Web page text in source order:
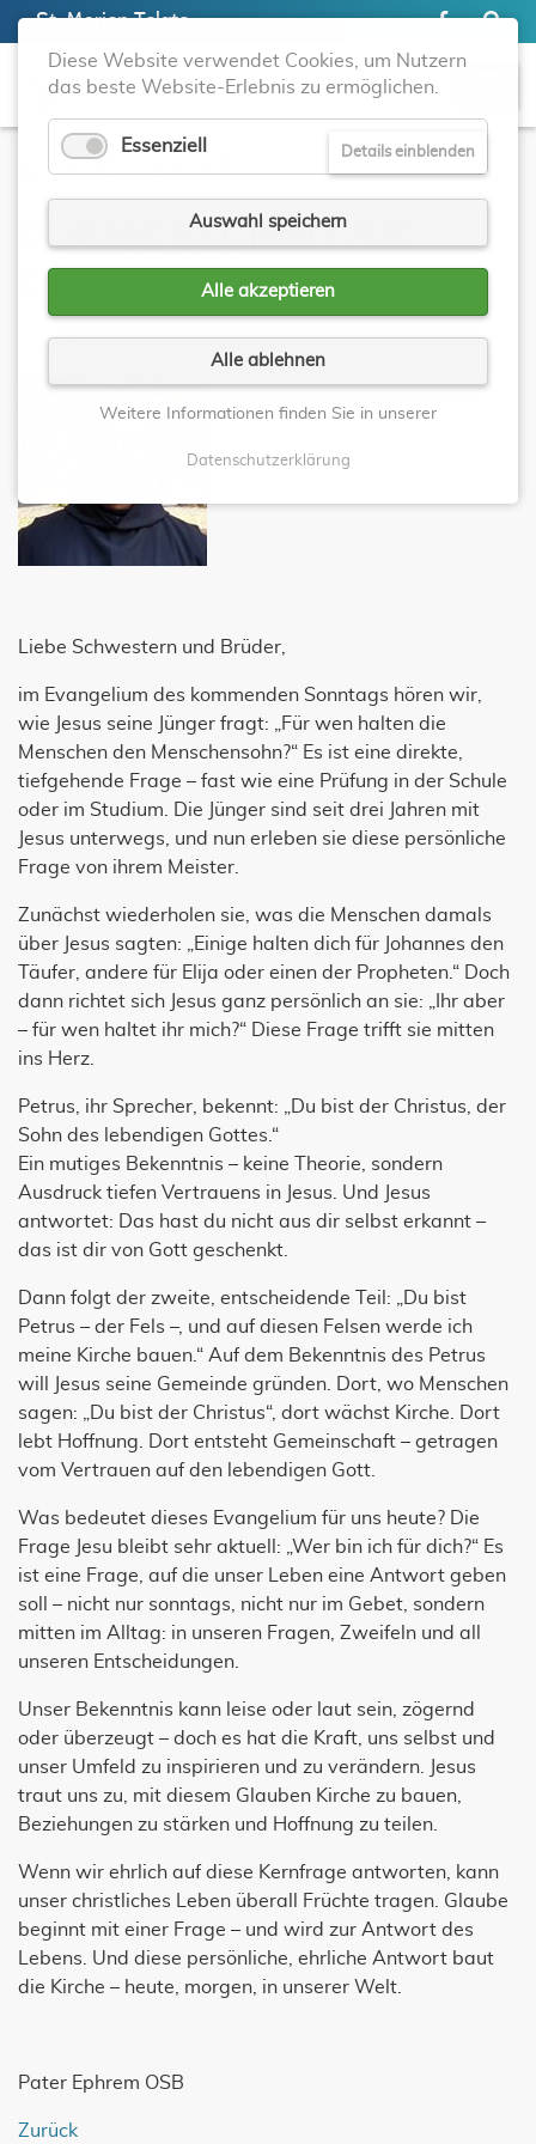
St. Marien Telgte
AN(GE)DACHT
GLAUBE BEGINNT MIT
EINER FRAGE
Datum: 27.06.202
Liebe Schwestern und Brüder,
im Evangelium des kommenden Sonntags hören wir,
wie Jesus seine Jünger fragt: „Für wen halten die
Menschen den Menschensohn?“ Es ist eine direkte,
tiefgehende Frage – fast wie eine Prüfung in der Schule
oder im Studium. Die Jünger sind seit drei Jahren mit
Jesus unterwegs, und nun erleben sie diese persönliche
Frage von ihrem Meister.
Zunächst wiederholen sie, was die Menschen damals
über Jesus sagten: „Einige halten dich für Johannes den
Täufer, andere für Elija oder einen der Propheten.“ Doch
dann richtet sich Jesus ganz persönlich an sie: „Ihr aber
– für wen haltet ihr mich?“ Diese Frage trifft sie mitten
ins Herz.
Petrus, ihr Sprecher, bekennt: „Du bist der Christus, der
Sohn des lebendigen Gottes.“
Ein mutiges Bekenntnis – keine Theorie, sondern
Ausdruck tiefen Vertrauens in Jesus. Und Jesus
antwortet: Das hast du nicht aus dir selbst erkannt –
das ist dir von Gott geschenkt.
Dann folgt der zweite, entscheidende Teil: „Du bist
Petrus – der Fels –, und auf diesen Felsen werde ich
meine Kirche bauen.“ Auf dem Bekenntnis des Petrus
will Jesus seine Gemeinde gründen. Dort, wo Menschen
sagen: „Du bist der Christus“, dort wächst Kirche. Dort
lebt Hoffnung. Dort entsteht Gemeinschaft – getragen
vom Vertrauen auf den lebendigen Gott.
Was bedeutet dieses Evangelium für uns heute? Die
Frage Jesu bleibt sehr aktuell: „Wer bin ich für dich?“ Es
ist eine Frage, auf die unser Leben eine Antwort geben
soll – nicht nur sonntags, nicht nur im Gebet, sondern
mitten im Alltag: in unseren Fragen, Zweifeln und all
unseren Entscheidungen.
Unser Bekenntnis kann leise oder laut sein, zögernd
oder überzeugt – doch es hat die Kraft, uns selbst und
unser Umfeld zu inspirieren und zu verändern. Jesus
traut uns zu, mit diesem Glauben Kirche zu bauen,
Beziehungen zu stärken und Hoffnung zu teilen.
Wenn wir ehrlich auf diese Kernfrage antworten, kann
unser christliches Leben überall Früchte tragen. Glaube
beginnt mit einer Frage – und wird zur Antwort des
Lebens. Und diese persönliche, ehrliche Antwort baut
die Kirche – heute, morgen, in unserer Welt.
Pater Ephrem OSB
Zurück
Diese Website verwendet Cookies, um Nutzern
das beste Website-Erlebnis zu ermöglichen.
Essenziell Details einblenden
Auswahl speichern
Alle akzeptieren
Alle ablehnen
Weitere Informationen finden Sie in unserer
Datenschutzerklärung